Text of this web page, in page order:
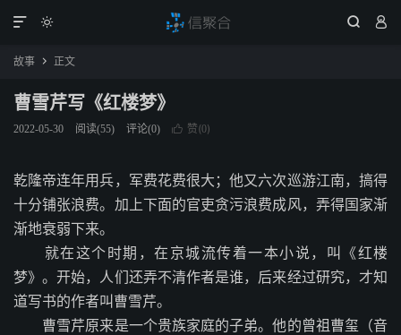
  

故事  正文
曹雪芹写《红楼梦》
2022-05-30 阅读(55) 评论(0)  赞(0)
乾隆帝连年用兵，军费花费很大；他又六次巡游江南，搞得
十分铺张浪费。加上下面的官吏贪污浪费成风，弄得国家渐
渐地衰弱下来。
就在这个时期，在京城流传着一本小说，叫《红楼
梦》。开始，人们还弄不清作者是谁，后来经过研究，才知
道写书的作者叫曹雪芹。
曹雪芹原来是一个贵族家庭的子弟。他的曾祖曹玺（音